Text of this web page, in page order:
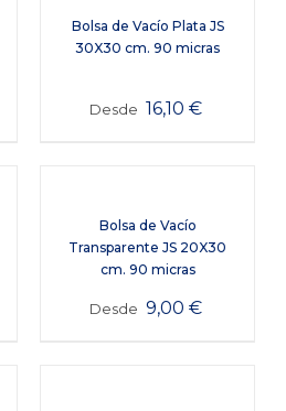
Bolsa de Vacío Plata JS
30X30 cm. 90 micras
Desde 16,10 €
Bolsa de Vacío
Transparente JS 20X30
cm. 90 micras
Desde 9,00 €